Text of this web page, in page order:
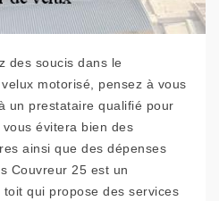
des soucis dans le
motorisé, pensez à vous
un prestataire qualifié pour
évitera bien des
ainsi que des dépenses
Couvreur 25 est un
qui propose des services